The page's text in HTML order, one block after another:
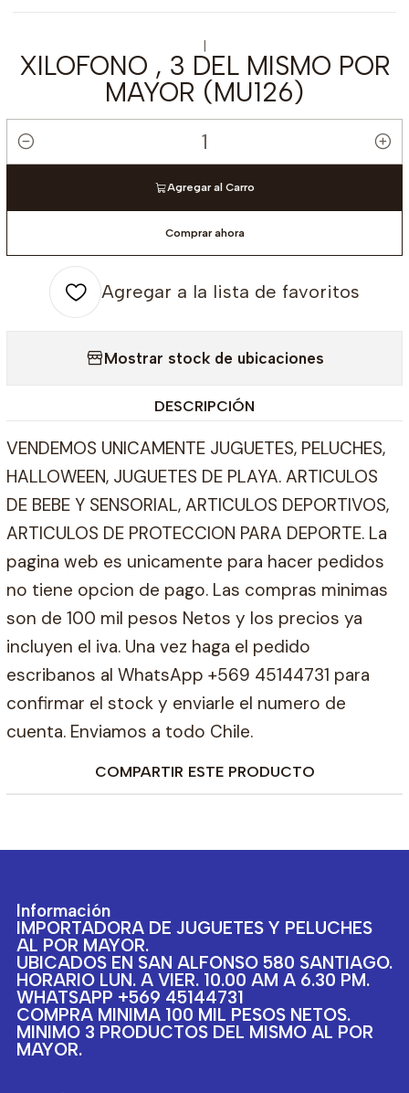
|
XILOFONO , 3 DEL MISMO POR
MAYOR (MU126)
Cantidad
Agregar al Carro
Comprar ahora
Agregar a la lista de favoritos
Mostrar stock de ubicaciones
DESCRIPCIÓN
VENDEMOS UNICAMENTE JUGUETES, PELUCHES,
HALLOWEEN, JUGUETES DE PLAYA. ARTICULOS
DE BEBE Y SENSORIAL, ARTICULOS DEPORTIVOS,
ARTICULOS DE PROTECCION PARA DEPORTE. La
pagina web es unicamente para hacer pedidos
no tiene opcion de pago. Las compras minimas
son de 100 mil pesos Netos y los precios ya
incluyen el iva. Una vez haga el pedido
escribanos al WhatsApp +569 45144731 para
confirmar el stock y enviarle el numero de
cuenta. Enviamos a todo Chile.
COMPARTIR ESTE PRODUCTO
Información
IMPORTADORA DE JUGUETES Y PELUCHES
AL POR MAYOR.
UBICADOS EN SAN ALFONSO 580 SANTIAGO.
HORARIO LUN. A VIER. 10.00 AM A 6.30 PM.
WHATSAPP +569 45144731
COMPRA MINIMA 100 MIL PESOS NETOS.
MINIMO 3 PRODUCTOS DEL MISMO AL POR
MAYOR.